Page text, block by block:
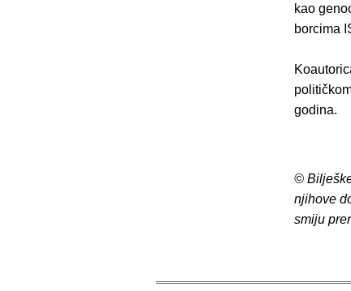
kao
borcima
godina.
©
njihove
smiju